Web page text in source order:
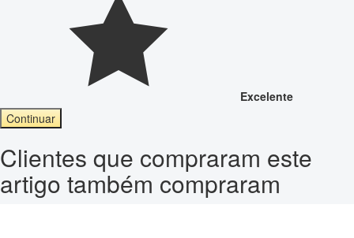
Excelente
Continuar
Clientes que compraram este
artigo também compraram